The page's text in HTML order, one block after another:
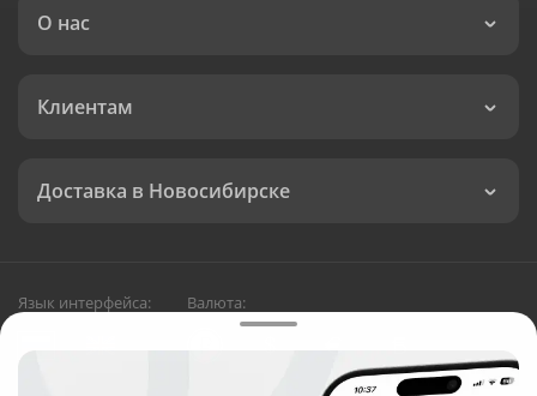
О нас
Клиентам
Доставка в Новосибирске
Язык интерфейса: Валюта: